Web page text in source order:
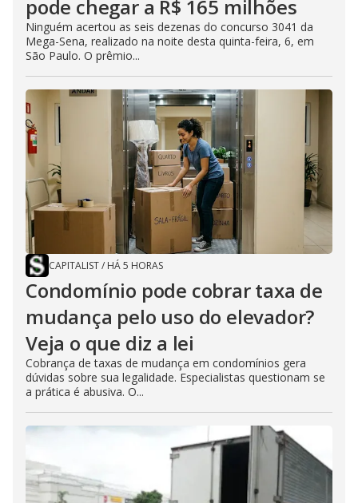
pode chegar a R$ 165 milhões
Ninguém acertou as seis dezenas do concurso 3041 da
Mega-Sena, realizado na noite desta quinta-feira, 6, em
São Paulo. O prêmio...
CAPITALIST/ HÁ 5 HORAS
Condomínio pode cobrar taxa de
mudança pelo uso do elevador?
Veja o que diz a lei
Cobrança de taxas de mudança em condomínios gera
dúvidas sobre sua legalidade. Especialistas questionam se
a prática é abusiva. O...